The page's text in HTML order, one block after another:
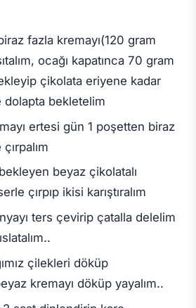
fazla kremayı(120 gram
ocağı kapatınca 70 gram
çikolata eriyene kadar
dolapta bekletelim
ertesi gün 1 poşetten biraz
beyaz çikolatalı
çırpıp ikisi karıştıralım
ters çevirip çatalla delelim
çilekleri döküp
kremayı döküp yayalım..